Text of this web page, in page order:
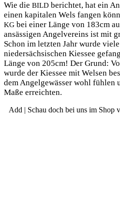
Wie die BILD berich­tet, hat ein
einen kapi­ta­len Wels fan­gen
KG bei einer Län­ge von 183cm
ansäs­si­gen Angel­ver­eins ist mit
Schon im letz­ten Jahr wur­de
nie­der­säch­si­schen Kies­see
Län­ge von 205cm! Der Grund:
wur­de der Kies­see mit Wel­sen
dem Angel­ge­wäs­ser wohl füh­len
Maße erreichten.
Add | Schau doch bei uns im Shop